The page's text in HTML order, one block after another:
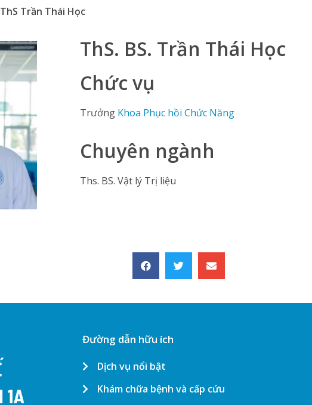
ThS Trần Thái Học
ThS. BS. Trần Thái Học
Chức vụ
Trưởng Khoa Phục hồi Chức Năng
Chuyên ngành
Ths. BS. Vật lý Trị liệu
Đường dẫn hữu ích
Dịch vụ nổi bật
Khám chữa bệnh và cấp cứu